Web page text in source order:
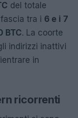
del totale
tra i 6 e i 7
BTC. La coorte
indirizzi inattivi
in
ricorrenti